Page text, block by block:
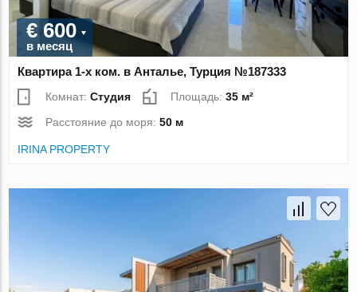
€ 600
в месяц
Квартира 1-х ком. в Анталье, Турция №187333
Комнат:Студия Площадь:35 м²
Расстояние до моря:50 м
IRINA PROPERTY